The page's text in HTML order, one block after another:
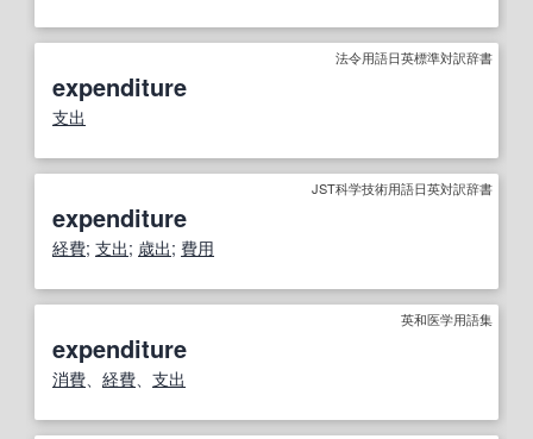
法令用語日英標準対訳辞書
expenditure
支出
JST科学技術用語日英対訳辞書
expenditure
経費; 支出; 歳出; 費用
英和医学用語集
expenditure
消費、 経費、 支出